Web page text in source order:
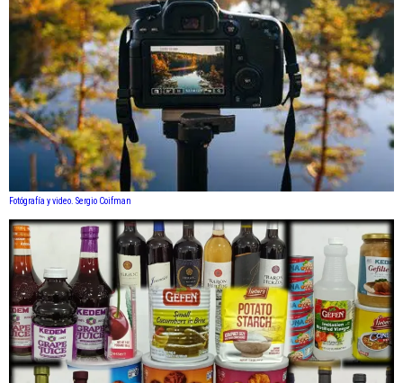
Fotógrafía y video. Sergio Coifman